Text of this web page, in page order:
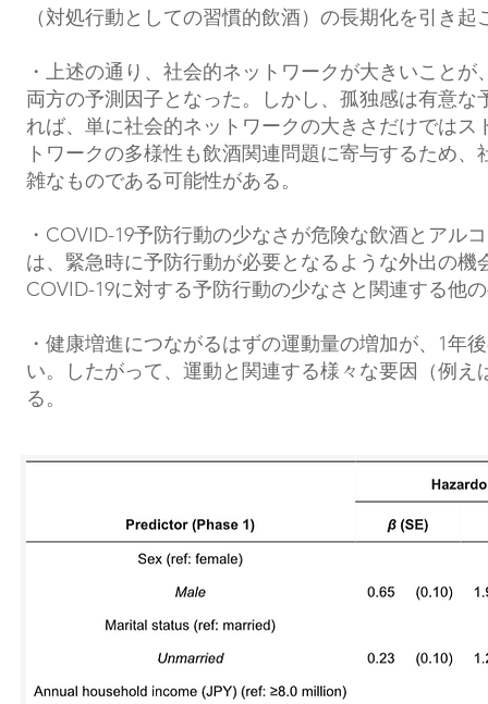
（対処行動としての習慣的飲酒）の長期化を引き
・上述の通り、社会的ネットワークが大きいこと
両方の予測因子となった。しかし、孤独感は有意
れば、単に社会的ネットワークの大きさだけでは
トワークの多様性も飲酒関連問題に寄与するため
雑なものである可能性がある。
・COVID-19予防行動の少なさが危険な飲酒とアル
は、緊急時に予防行動が必要となるような外出の
COVID-19に対する予防行動の少なさと関連する他
・健康増進につながるはずの運動量の増加が、1年
い。したがって、運動と関連する様々な要因（例
る。